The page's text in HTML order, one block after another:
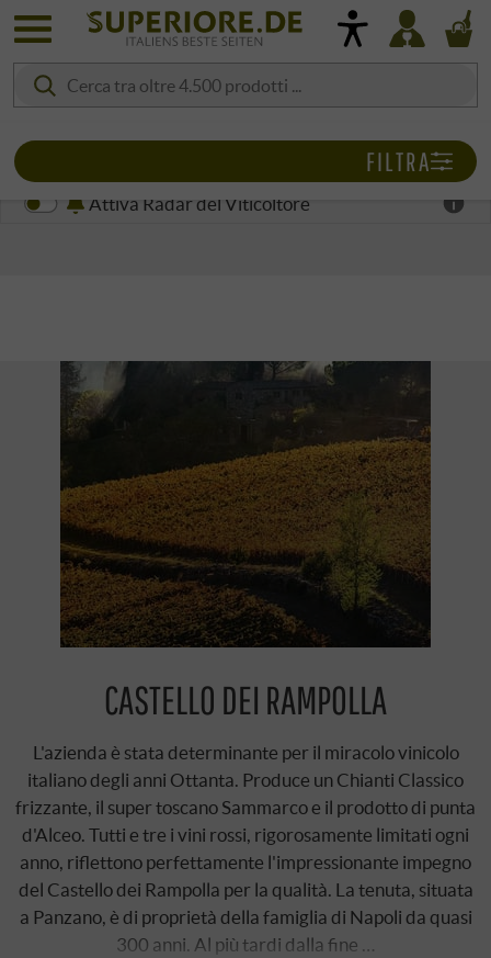
Attiva Radar del Viticoltore
CASTELLO DEI RAMPOLLA
L'azienda è stata determinante per il miracolo vinicolo
italiano degli anni Ottanta. Produce un Chianti Classico
frizzante, il super toscano Sammarco e il prodotto di punta
d'Alceo. Tutti e tre i vini rossi, rigorosamente limitati ogni
anno, riflettono perfettamente l'impressionante impegno
del Castello dei Rampolla per la qualità. La tenuta, situata
a Panzano, è di proprietà della famiglia di Napoli da quasi
300 anni. Al più tardi dalla fine …
FILTRA